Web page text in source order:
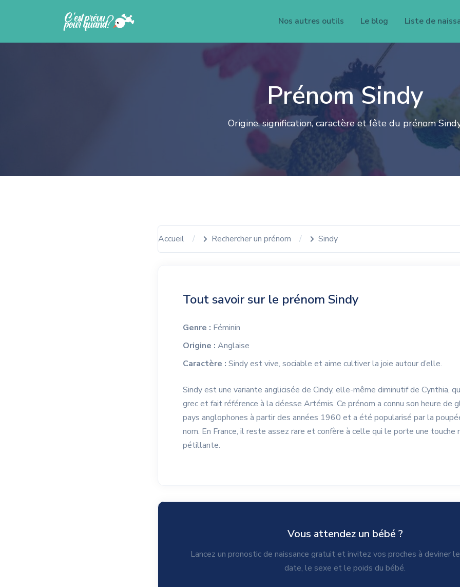
Nos autres outils Le blog Liste de
Prénom Sindy
Origine, signification, caractère et fête du prénom
Accueil Rechercher un prénom Sindy
Tout savoir sur le prénom Sindy
Genre : Féminin
Origine : Anglaise
Caractère : Sindy est vive, sociable et aime cultiver la joie autour d’elle.
Sindy est une variante anglicisée de Cindy, elle-même diminutif de Cynthia,
grec et fait référence à la déesse Artémis. Ce prénom a connu son heure de
pays anglophones à partir des années 1960 et a été popularisé par la
nom. En France, il reste assez rare et confère à celle qui le porte une touche
pétillante.
Vous attendez un bébé ?
Lancez un pronostic de naissance gratuit et invitez vos proches à deviner
date, le sexe et le poids du bébé.